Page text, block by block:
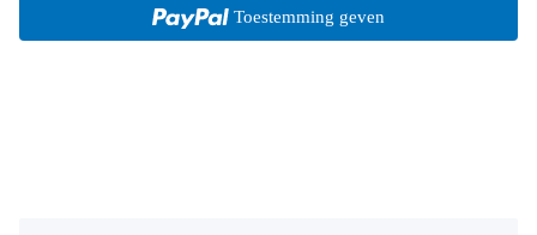
Toestemming geven